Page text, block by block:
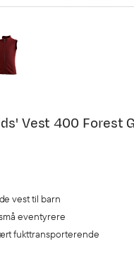
Vest 400 Forest
vest til barn
eventyrere
fukttransporterende